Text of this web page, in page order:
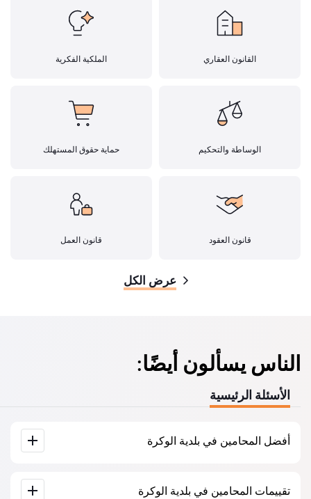
القانون العقاري الملكية الفكرية
الوساطة والتحكيم حماية حقوق المستهلك
قانون العقود قانون العمل
عرض الكل
الناس يسألون أيضًا:
الأسئلة الرئيسية
أفضل المحامين في بلدية الوكرة
لدينا قائمة بأفضل المحامين في بلدية الوكرة مع جميع المعلومات
الكاملة. الأسعار، التقييمات، أرقام الهواتف والعناوين.
تقييمات المحامين في بلدية الوكرة